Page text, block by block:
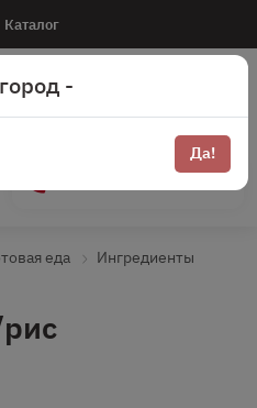
Каталог
еда Ингредиенты
-
Да!